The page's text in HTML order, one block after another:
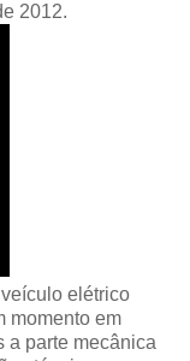
2012.
elétrico
momento em
a parte mecânica